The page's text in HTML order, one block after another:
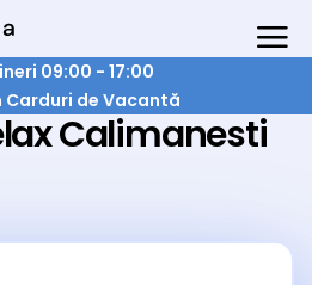
09:00 - 17:00
de Vacantă
Calimanesti